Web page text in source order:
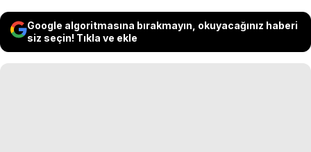
Google algoritmasına bırakmayın, okuyacağınız haberi
siz seçin! Tıkla ve ekle